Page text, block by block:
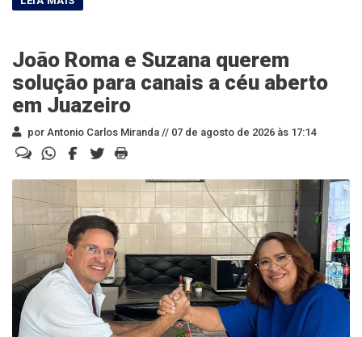
João Roma e Suzana querem
solução para canais a céu aberto
em Juazeiro
por Antonio Carlos Miranda // 07 de agosto de 2026 às 17:14